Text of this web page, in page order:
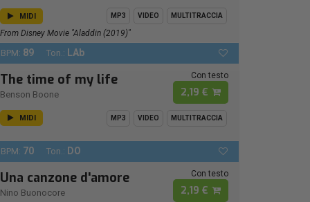
MIDI MP3 VIDEO MULTITRACCIA
From Disney Movie "Aladdin (2019)"
BPM: 89 Ton.: LAb
The time of my life
Benson Boone
Con testo
2,19 €
MIDI MP3 VIDEO MULTITRACCIA
BPM: 70 Ton.: DO
Una canzone d'amore
Nino Buonocore
Con testo
2,19 €